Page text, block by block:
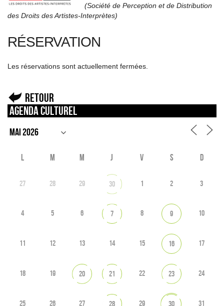
(Société de Perception et de Distribution
des Droits des Artistes-Interprètes)
RÉSERVATION
Les réservations sont actuellement fermées.
Retour
Agenda culturel
L M M J V S D
27 28 29 30 1 2 3
4 5 6 7 8 9 10
11 12 13 14 15 16 17
18 19 20 21 22 23 24
25 26 27 28 29 30 31